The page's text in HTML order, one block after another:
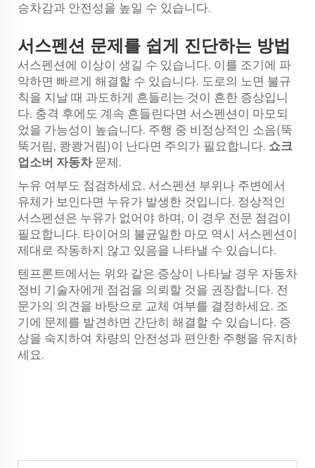
승차감과 안전성을 높일 수 있습니다.
서스펜션 문제를 쉽게 진단하는 방법
서스펜션에 이상이 생길 수 있습니다. 이를 조기에 파
악하면 빠르게 해결할 수 있습니다. 도로의 노면 불규
칙을 지날 때 과도하게 흔들리는 것이 흔한 증상입니
다. 충격 후에도 계속 흔들린다면 서스펜션이 마모되
었을 가능성이 높습니다. 주행 중 비정상적인 소음(뚝
뚝거림, 쾅쾅거림)이 난다면 주의가 필요합니다. 쇼크
업소버 자동차 문제.
누유 여부도 점검하세요. 서스펜션 부위나 주변에서
유체가 보인다면 누유가 발생한 것입니다. 정상적인
서스펜션은 누유가 없어야 하며, 이 경우 전문 점검이
필요합니다. 타이어의 불균일한 마모 역시 서스펜션이
제대로 작동하지 않고 있음을 나타낼 수 있습니다.
텐프론트에서는 위와 같은 증상이 나타날 경우 자동차
정비 기술자에게 점검을 의뢰할 것을 권장합니다. 전
문가의 의견을 바탕으로 교체 여부를 결정하세요. 조
기에 문제를 발견하면 간단히 해결할 수 있습니다. 증
상을 숙지하여 차량의 안전성과 편안한 주행을 유지하
세요.